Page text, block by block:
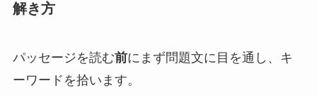
解き方
パッセージを読む前にまず問題文に目を通し、キ
ーワードを拾います。